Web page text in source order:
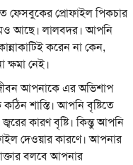
ফেসবুকের প্রোফাইল পিকচার
আছে। লালবদর। আপনি
করেন না কেন,
নেই।
আপনাকে এর অভিশাপ
শাস্তি। আপনি বৃষ্টিতে
কারণ বৃষ্টি। কিন্তু আপনি
দেওয়ার কারণে। আপনার
বলবে আপনার